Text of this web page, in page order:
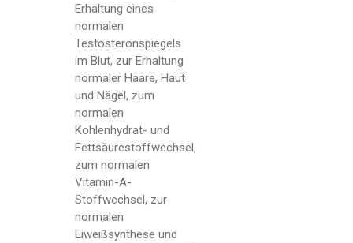
Erhaltung eines
normalen
Testosteronspiegels
im Blut, zur Erhaltung
normaler Haare, Haut
und Nägel, zum
normalen
Kohlenhydrat- und
Fettsäurestoffwechsel,
zum normalen
Vitamin-A-
Stoffwechsel, zur
normalen
Eiweißsynthese und